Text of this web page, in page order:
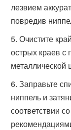
лезвием
повредив
Очистите
острых краев
металлической
Заправьте
ниппель и
соответствии